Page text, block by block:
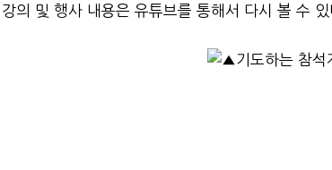
강의 및 행사 내용은 유튜브를 통해서 다시 볼